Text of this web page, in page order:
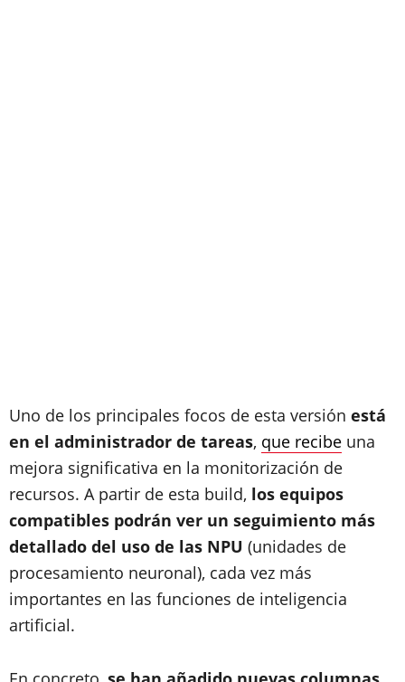
Uno de los principales focos de esta versión está
en el administrador de tareas, que recibe una
mejora significativa en la monitorización de
recursos. A partir de esta build, los equipos
compatibles podrán ver un seguimiento más
detallado del uso de las NPU (unidades de
procesamiento neuronal), cada vez más
importantes en las funciones de inteligencia
artificial.